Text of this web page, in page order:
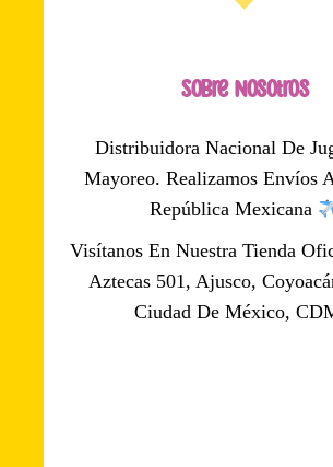
Sobre Nosotros
Distribuidora Nacional De
Mayoreo. Realizamos Envíos
República Mexicana
Visítanos En Nuestra Tienda
Aztecas 501, Ajusco,
Ciudad De México,